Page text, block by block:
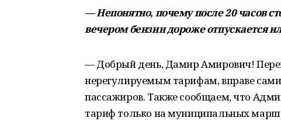
— Непонятно, почему после 20 часов
вечером бензин дороже отпускается
— Добрый день, Дамир Амирович!
нерегулируемым тарифам, вправе
пассажиров. Также сообщаем, что
тариф только на муниципальных